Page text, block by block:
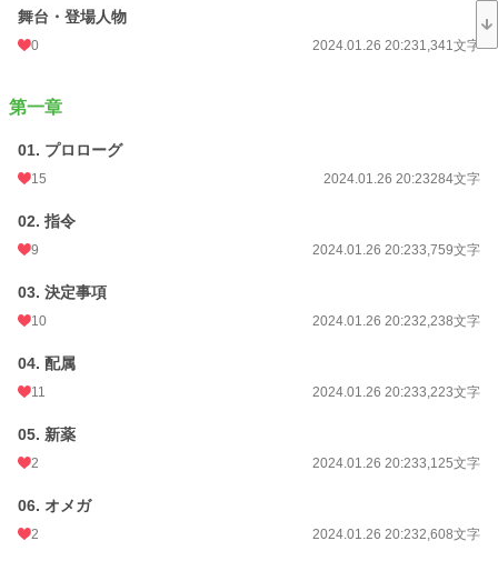
【注意】
・男性妊娠の概念を含みますが、登場人物は妊娠しません。
・受けの自慰シーンがあります。
・脇カプがいますが、脇カプのR18描写はありません。
・R18シーンまでやや遠めです。第一章後半くらいから描写が増えます。
【その他】
・サブタイトルに * がついているところはR18シーンあり。
・ムーンライトノベルスさんにも投稿しています。
24h.ポイント
更新日時
舞台・登場人物
0 2024.01.26 20:231,341文字
第一章
01. プロローグ
15 2024.01.26 20:23284文字
02. 指令
9 2024.01.26 20:233,759文字
03. 決定事項
10 2024.01.26 20:232,238文字
04. 配属
11 2024.01.26 20:233,223文字
05. 新薬
2 2024.01.26 20:233,125文字
06. オメガ
2 2024.01.26 20:232,608文字